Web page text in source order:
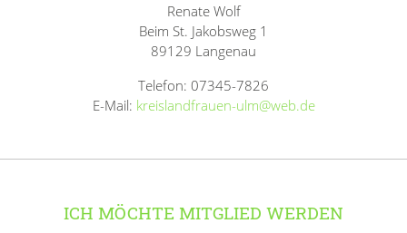
Renate Wolf
Beim St. Jakobsweg 1
89129 Langenau
Telefon: 07345-7826
E-Mail: kreislandfrauen-ulm@web.de
ICH MÖCHTE MITGLIED WERDEN